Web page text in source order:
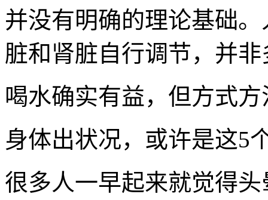
并没有明确的理论基础
脏和肾脏自行调节，并
喝水确实有益，但方式
身体出状况，或许是这5
很多人一早起来就觉得